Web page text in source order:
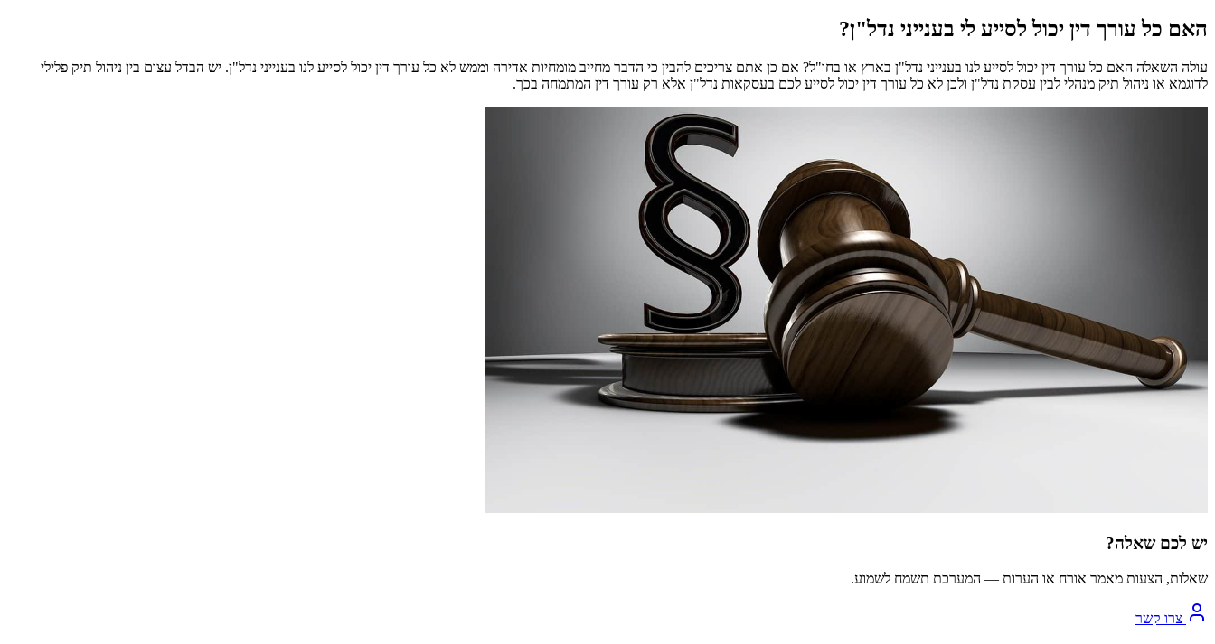
האם כל עורך דין יכול לסייע לי בענייני נדל"ן?
עולה השאלה האם כל עורך דין יכול לסייע לנו בענייני נדל"ן בארץ או בחו"ל? אם כן אתם צריכים להבין כי הדבר מחייב מומחיות אדירה וממש לא כל עורך דין יכול לסייע לנו בענייני נדל"ן. יש הבדל עצום בין ניהול תיק פלילי
לדוגמא או ניהול תיק מנהלי לבין עסקת נדל"ן ולכן לא כל עורך דין יכול לסייע לכם בעסקאות נדל"ן אלא רק עורך דין המתמחה בכך.
יש לכם שאלה?
שאלות, הצעות מאמר אורח או הערות — המערכת תשמח לשמוע.
צרו קשר